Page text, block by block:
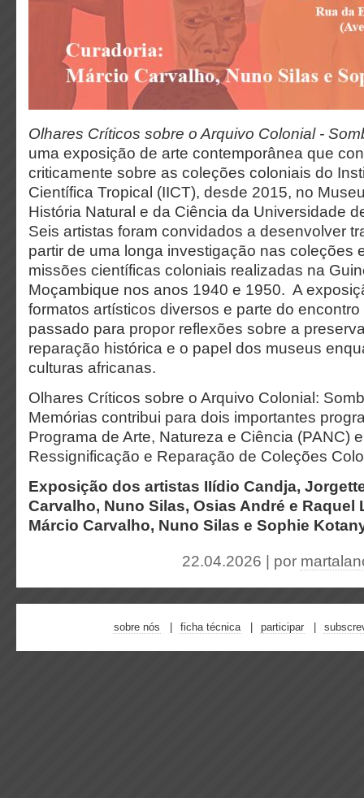
Olhares Críticos sobre o Arquivo Colonial -
uma exposição de arte contemporânea que
criticamente sobre as coleções coloniais do
Científica Tropical (IICT), desde 2015, no
História Natural e da Ciência da Universidade
Seis artistas foram convidados a desenvolver
partir de uma longa investigação nas coleções
missões científicas coloniais realizadas na
Moçambique nos anos 1940 e 1950. A
formatos artísticos diversos e parte do
passado para propor reflexões sobre a
reparação histórica e o papel dos museus
culturas africanas.
Olhares Críticos sobre o Arquivo Colonial:
Memórias contribui para dois importantes
Programa de Arte, Natureza e Ciência (PANC)
Ressignificação e Reparação de Coleções
Exposição dos artistas IIídio Candja,
Carvalho, Nuno Silas, Osias André e Raquel
Márcio Carvalho, Nuno Silas e Sophie
22.04.2026 | por
sobre nós ficha técnica participar